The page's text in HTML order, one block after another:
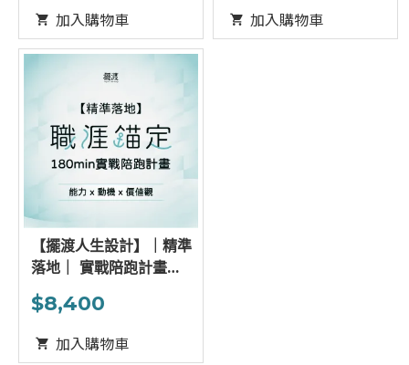
加入購物車 加入購物車
【擺渡人生設計】｜精準
落地｜ 實戰陪跑計畫
180min
$8,400
加入購物車